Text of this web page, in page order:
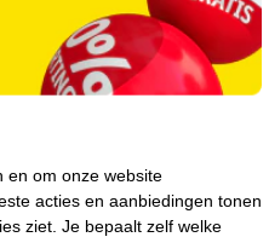
en om onze website
acties en aanbiedingen tonen
ziet. Je bepaalt zelf welke